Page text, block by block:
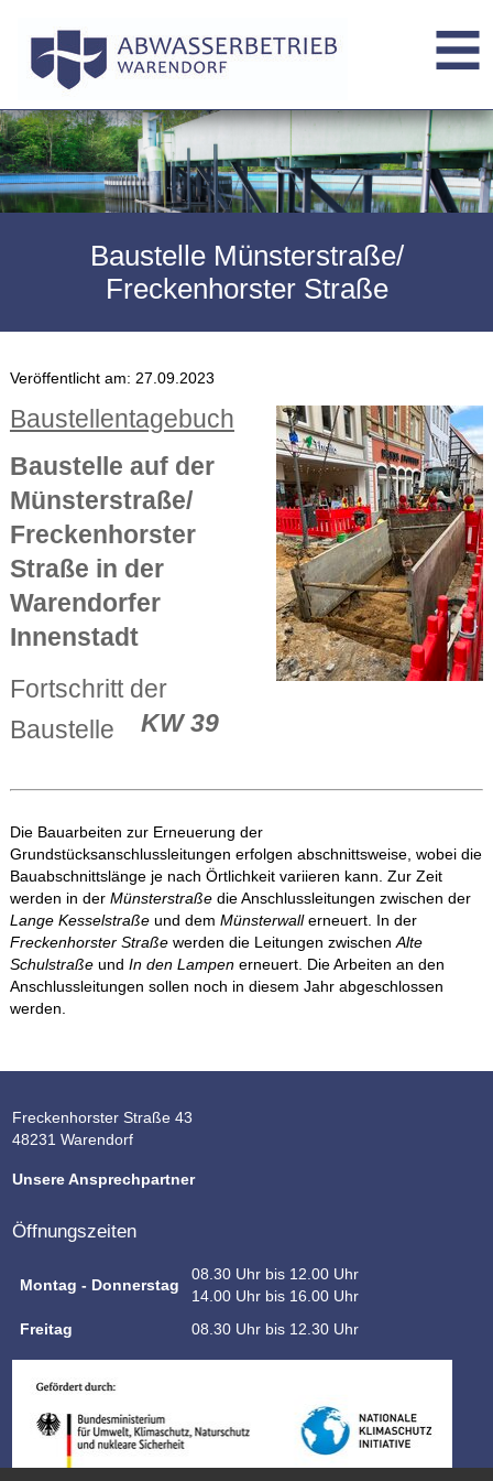
Baustelle Münsterstraße/
Freckenhorster Straße
Veröffentlicht am: 27.09.2023
Baustellentagebuch
Baustelle auf der
Münsterstraße/
Freckenhorster
Straße in der
Warendorfer
Innenstadt
Fortschritt der
Baustelle
KW 39
Die Bauarbeiten zur Erneuerung der
Grundstücksanschlussleitungen erfolgen abschnittsweise, wobei die
Bauabschnittslänge je nach Örtlichkeit variieren kann. Zur Zeit
werden in der Münsterstraßedie Anschlussleitungen zwischen der
Lange Kesselstraßeund dem Münsterwallerneuert. In der
Freckenhorster Straßewerden die Leitungen zwischenAlte
Schulstraßeund In den Lampenerneuert. Die Arbeiten an den
Anschlussleitungen sollen noch in diesem Jahr abgeschlossen
werden.
Freckenhorster Straße 43
48231 Warendorf
Unsere Ansprechpartner
Öffnungszeiten
Montag - Donnerstag
08.30 Uhr bis 12.00 Uhr
14.00 Uhr bis 16.00 Uhr
Freitag
08.30 Uhr bis 12.30 Uhr